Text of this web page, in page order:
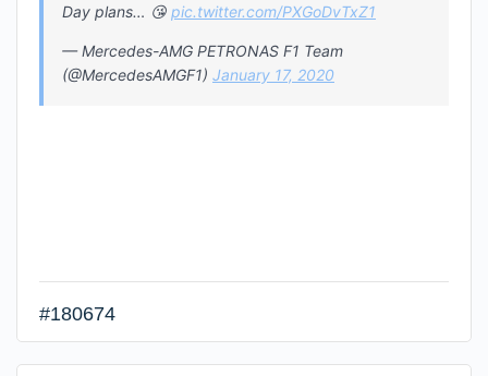
Day plans… 😘 pic.twitter.com/PXGoDvTxZ1
— Mercedes-AMG PETRONAS F1 Team
(@MercedesAMGF1) January 17, 2020
#180674